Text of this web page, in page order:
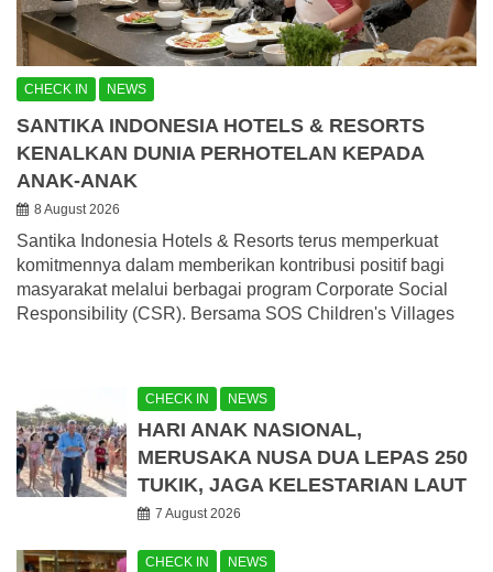
CHECK IN NEWS
SANTIKA INDONESIA HOTELS & RESORTS
KENALKAN DUNIA PERHOTELAN KEPADA
ANAK-ANAK
8 August 2026
Santika Indonesia Hotels & Resorts terus memperkuat
komitmennya dalam memberikan kontribusi positif bagi
masyarakat melalui berbagai program Corporate Social
Responsibility (CSR). Bersama SOS Children's Villages
CHECK IN NEWS
HARI ANAK NASIONAL,
MERUSAKA NUSA DUA LEPAS 250
TUKIK, JAGA KELESTARIAN LAUT
7 August 2026
CHECK IN NEWS